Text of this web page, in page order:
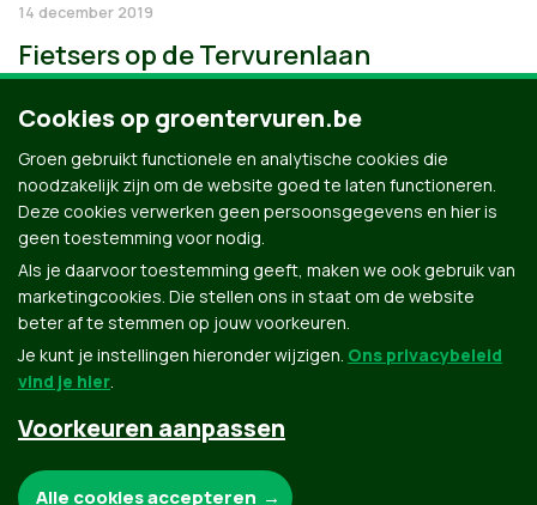
14 december 2019
Fietsers op de Tervurenlaan
Groen.be
Cookies op groentervuren.be
Groen gebruikt functionele en analytische cookies die
noodzakelijk zijn om de website goed te laten functioneren.
Deze cookies verwerken geen persoonsgegevens en hier is
geen toestemming voor nodig.
Als je daarvoor toestemming geeft, maken we ook gebruik van
marketingcookies. Die stellen ons in staat om de website
beter af te stemmen op jouw voorkeuren.
Je kunt je instellingen hieronder wijzigen. Ons privacybeleid
vind je hier.
Voorkeuren aanpassen
Alle cookies accepteren